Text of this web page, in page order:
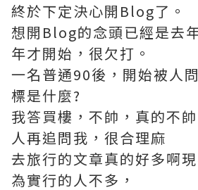
終於下定決心開Blog了。
想開Blog的念頭已經是去
年才開始，很欠打。
一名普通90後，開始被人
標是什麼?
我答買樓，不帥，真的不
人再追問我，很合理麻
去旅行的文章真的好多啊
為實行的人不多，